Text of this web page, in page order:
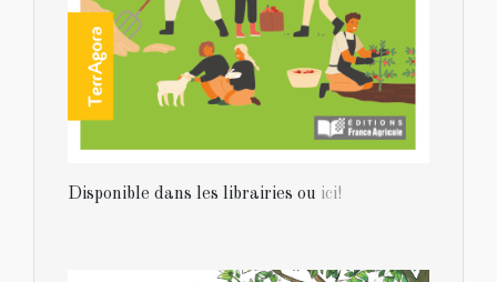
Disponible dans les librairies ou ici!